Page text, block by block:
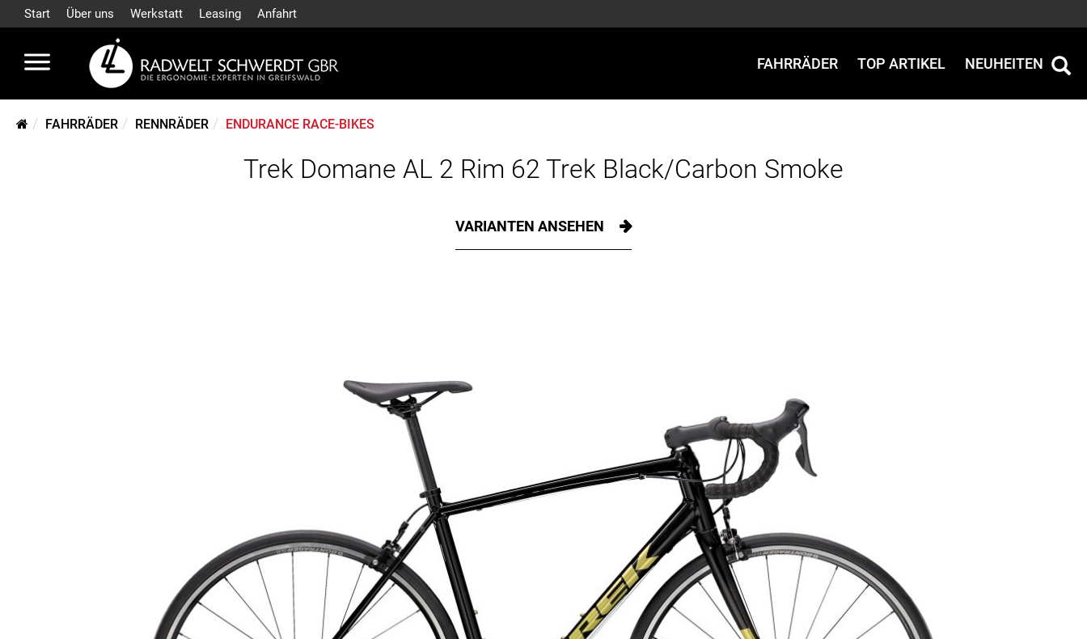
Start Über uns Werkstatt Leasing Anfahrt
FAHRRÄDER TOP ARTIKEL NEUHEITEN
FAHRRÄDER RENNRÄDER ENDURANCE RACE-BIKES
Trek Domane AL 2 Rim 62 Trek Black/Carbon Smoke
VARIANTEN ANSEHEN